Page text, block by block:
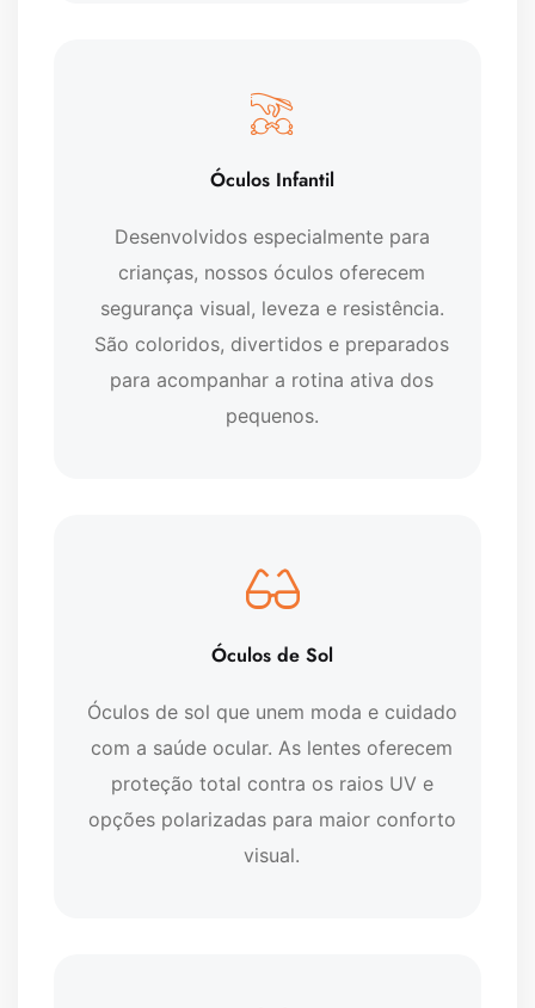
Óculos Infantil
Desenvolvidos especialmente para
crianças, nossos óculos oferecem
segurança visual, leveza e resistência.
São coloridos, divertidos e preparados
para acompanhar a rotina ativa dos
pequenos.
Óculos de Sol
Óculos de sol que unem moda e cuidado
com a saúde ocular. As lentes oferecem
proteção total contra os raios UV e
opções polarizadas para maior conforto
visual.